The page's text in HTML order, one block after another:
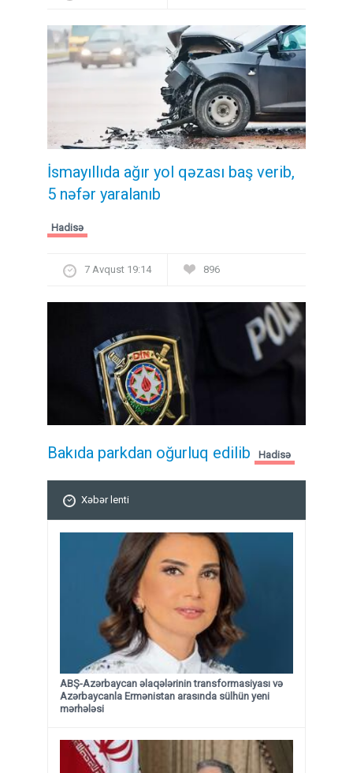
İsmayıllıda ağır yol qəzası baş verib,
5 nəfər yaralanıb
Hadisə
7 Avqust 19:14 896
Bakıda parkdan oğurluq edilib Hadisə
Xəbər lenti
ABŞ-Azərbaycan əlaqələrinin transformasiyası və
Azərbaycanla Ermənistan arasında sülhün yeni
mərhələsi